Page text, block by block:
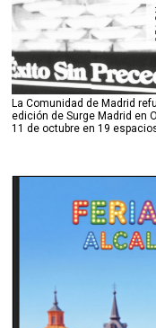
La Comunidad de Madrid
edición de Surge Madrid en
11 de octubre en 19